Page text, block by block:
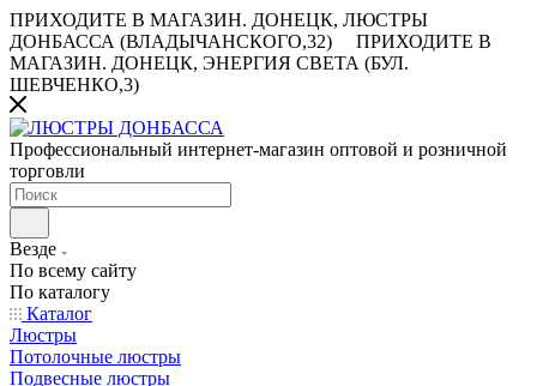
ПРИХОДИТЕ В МАГАЗИН. ДОНЕЦК, ЛЮСТРЫ
ДОНБАССА (ВЛАДЫЧАНСКОГО,32)
ПРИХОДИТЕ В
МАГАЗИН. ДОНЕЦК, ЭНЕРГИЯ СВЕТА (БУЛ.
ШЕВЧЕНКО,3)
Профессиональный интернет-магазин оптовой и розничной
торговли
Везде
По всему сайту
По каталогу
Каталог
Люстры
Потолочные люстры
Подвесные люстры